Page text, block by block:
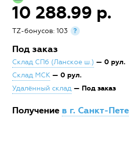
10 288.99 р.
TZ-бонусов: 103 ?
Под заказ
Склад СПб (Ланское ш.) — 0 рул.
Склад МСК — 0 рул.
Удалённый склад — Под заказ
Получение в г. Санкт-